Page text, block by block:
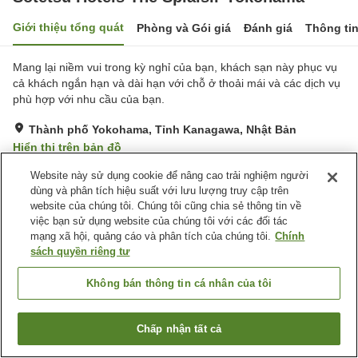
Giới thiệu tổng quát Phòng và Gói giá Đánh giá Thông
Mang lại niềm vui trong kỳ nghỉ của bạn, khách sạn này phục vụ
cả khách ngắn hạn và dài hạn với chỗ ở thoải mái và các dịch vụ
phù hợp với nhu cầu của bạn.
Thành phố Yokohama, Tỉnh Kanagawa, Nhật Bản
Hiển thị trên bản đồ
Tuyệt vời Đánh giá:185lượt
Tiện nghi chỗ nghỉ
Nhà hàng
Máy bán hàng tự động
Giặt ủi có phí
Trang chủ Nhật Bản Tỉnh Kanagawa
Thành phố Yokohama
Sotetsu Hotels The Splaisir Yokohama
Tìm phòng trống
Website này sử dụng cookie để nâng cao trải nghiệm người
dùng và phân tích hiệu suất với lưu lượng truy cập trên
website của chúng tôi. Chúng tôi cũng chia sẻ thông tin về
việc bạn sử dụng website của chúng tôi với các đối tác
mạng xã hội, quảng cáo và phân tích của chúng tôi. Chính
sách quyền riêng tư
Không bán thông tin cá nhân của tôi
Chấp nhận tất cả